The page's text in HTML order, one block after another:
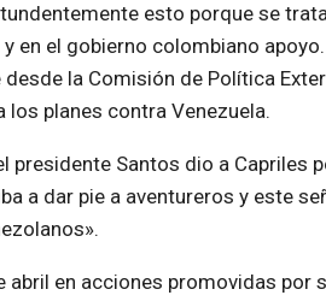
esto porque se
en el gobierno colombiano
la Comisión de Política
los planes contra Venezuela.
presidente Santos dio a Capriles
a dar pie a aventureros y este
abril en acciones promovidas por